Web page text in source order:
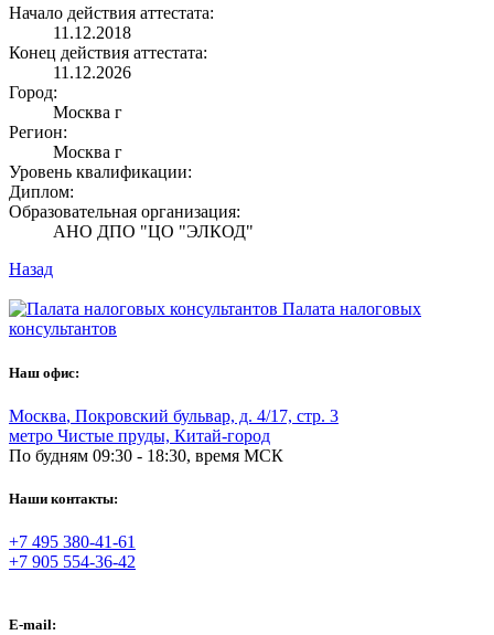
Начало действия аттестата:
11.12.2018
Конец действия аттестата:
11.12.2026
Город:
Москва г
Регион:
Москва г
Уровень квалификации:
Диплом:
Образовательная организация:
АНО ДПО "ЦО "ЭЛКОД"
Назад
Палата налоговых
консультантов
Наш офис:
Москва, Покровский бульвар, д. 4/17, стр. 3
метро Чистые пруды, Китай-город
По будням 09:30 - 18:30, время МСК
Наши контакты:
+7 495 380-41-61
+7 905 554-36-42
E-mail: